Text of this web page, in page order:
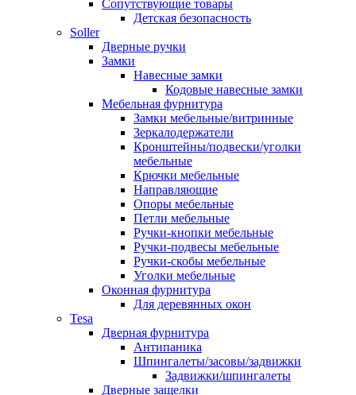
Сопутствующие товары
Детская безопасность
Soller
Дверные ручки
Замки
Навесные замки
Кодовые навесные замки
Мебельная фурнитура
Замки мебельные/витринные
Зеркалодержатели
Кронштейны/подвески/уголки
мебельные
Крючки мебельные
Направляющие
Опоры мебельные
Петли мебельные
Ручки-кнопки мебельные
Ручки-подвесы мебельные
Ручки-скобы мебельные
Уголки мебельные
Оконная фурнитура
Для деревянных окон
Tesa
Дверная фурнитура
Антипаника
Шпингалеты/засовы/задвижки
Задвижки/шпингалеты
Дверные защелки